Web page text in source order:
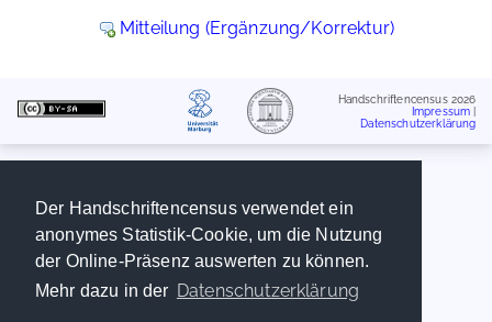
Der Handschriftencensus verwendet ein
anonymes Statistik-Cookie, um die Nutzung
der Online-Präsenz auswerten zu können.
Mehr dazu in der Datenschutzerklärung
Mitteilung (Ergänzung/Korrektur)
Handschriftencensus 2026
Impressum
Datenschutzerklärung